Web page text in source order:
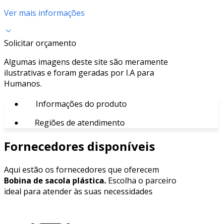
Ver mais informações
Solicitar orçamento
Algumas imagens deste site são meramente
ilustrativas e foram geradas por I.A para
Humanos.
Informações do produto
Regiões de atendimento
Fornecedores disponíveis
Aqui estão os fornecedores que oferecem
Bobina de sacola plástica. Escolha o parceiro
ideal para atender às suas necessidades